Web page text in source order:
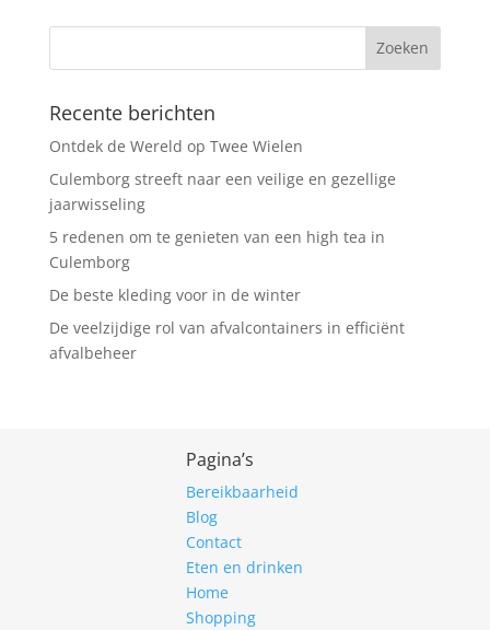
Recente berichten
Ontdek de Wereld op Twee Wielen
Culemborg streeft naar een veilige en gezellige
jaarwisseling
5 redenen om te genieten van een high tea in
Culemborg
De beste kleding voor in de winter
De veelzijdige rol van afvalcontainers in efficiënt
afvalbeheer
Pagina’s
Bereikbaarheid
Blog
Contact
Eten en drinken
Home
Shopping